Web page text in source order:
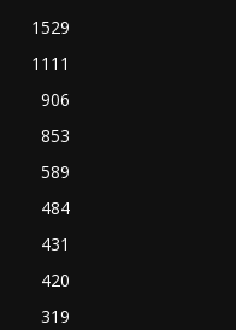
1529
1111
906
853
589
484
431
420
319